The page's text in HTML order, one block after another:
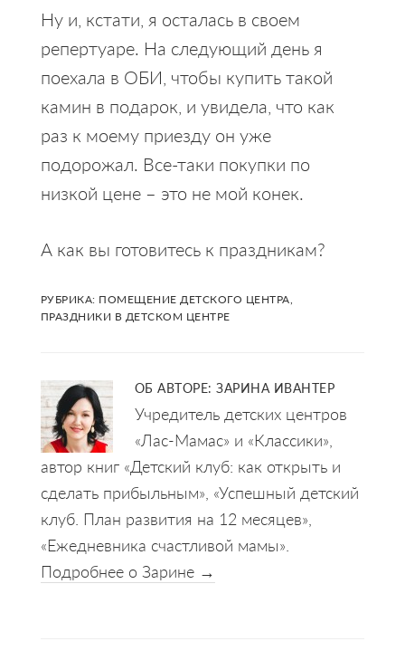
Ну и, кстати, я осталась в своем
репертуаре. На следующий день я
поехала в ОБИ, чтобы купить такой
камин в подарок, и увидела, что как
раз к моему приезду он уже
подорожал. Все-таки покупки по
низкой цене – это не мой конек.
А как вы готовитесь к праздникам?
РУБРИКА: ПОМЕЩЕНИЕ ДЕТСКОГО ЦЕНТРА,
ПРАЗДНИКИ В ДЕТСКОМ ЦЕНТРЕ
ОБ АВТОРЕ:ЗАРИНА ИВАНТЕР
Учредитель детских центров
«Лас-Мамас» и «Классики»,
автор книг «Детский клуб: как открыть и
сделать прибыльным», «Успешный детский
клуб. План развития на 12 месяцев»,
«Ежедневника счастливой мамы».
Подробнее о Зарине →